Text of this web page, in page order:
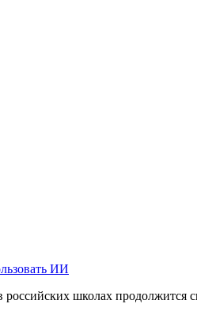
ИИ
школах продолжится